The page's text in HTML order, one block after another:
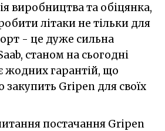
виробництва та обіцянка,
літаки не тільки для
- це дуже сильна
станом на сьогодні
жодних гарантій, що
Gripen для своїх
постачання Gripen